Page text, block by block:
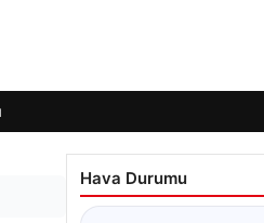
Hava Durumu